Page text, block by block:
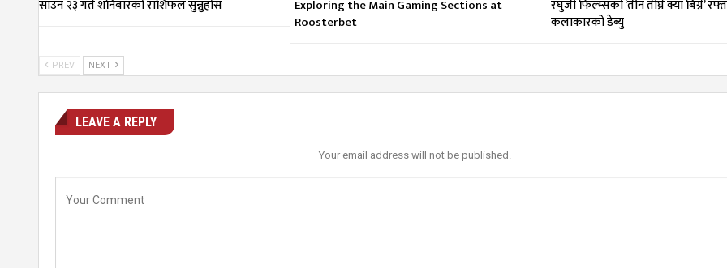
साउन २३ गते शनिबारको राशिफल सुन्नुहोस
Exploring the Main Gaming Sections at
Roosterbet
रघुजी फिल्म्सको ‘तीन तीघ्रे क्या बिग्रे’
कलाकारको डेब्यु
PREV NEXT
LEAVE A REPLY
Your email address will not be published.